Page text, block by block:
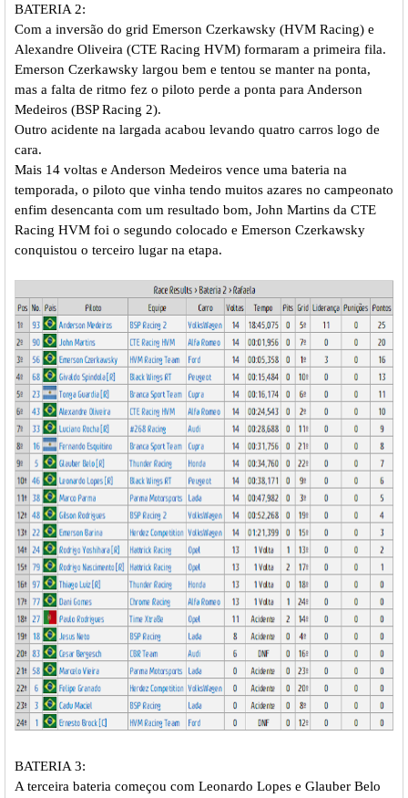
BATERIA 2:
Com a inversão do grid Emerson Czerkawsky (HVM Racing) e
Alexandre Oliveira (CTE Racing HVM) formaram a primeira fila.
Emerson Czerkawsky largou bem e tentou se manter na ponta,
mas a falta de ritmo fez o piloto perde a ponta para Anderson
Medeiros (BSP Racing 2).
Outro acidente na largada acabou levando quatro carros logo de
cara.
Mais 14 voltas e Anderson Medeiros vence uma bateria na
temporada, o piloto que vinha tendo muitos azares no campeonato
enfim desencanta com um resultado bom, John Martins da CTE
Racing HVM foi o segundo colocado e Emerson Czerkawsky
conquistou o terceiro lugar na etapa.
BATERIA 3:
A terceira bateria começou com Leonardo Lopes e Glauber Belo